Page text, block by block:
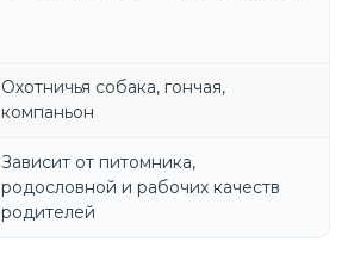
Охотничья собака, гончая,
компаньон
Зависит от питомника,
родословной и рабочих качеств
родителей